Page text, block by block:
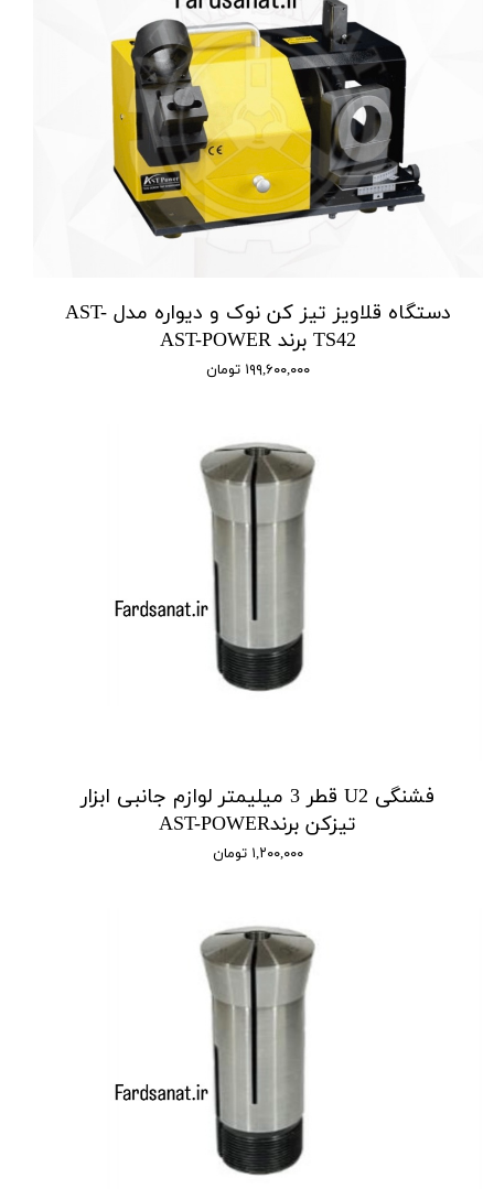
دستگاه قلاویز تیز کن نوک و دیواره مدل AST-
TS42 برند AST-POWER
۱۹۹,۶۰۰,۰۰۰ تومان
فشنگی U2 قطر 3 میلیمتر لوازم جانبی ابزار
تیزکن برندAST-POWER
۱,۲۰۰,۰۰۰ تومان